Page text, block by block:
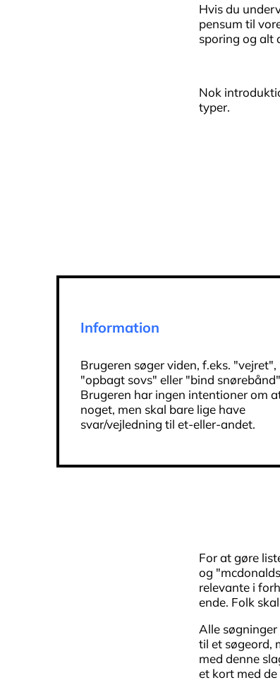
Hvis du
pensum til
sporing og alt
Nok
typer.
Information
Brugeren søger viden, f.eks. "vejret",
"opbagt sovs" eller "bind
Brugeren har ingen intentioner om
noget, men skal bare lige have
svar/vejledning til et-eller-andet.
For at gøre
og
relevante i
ende. Folk
Alle
til et søgeord,
med denne
et kort med